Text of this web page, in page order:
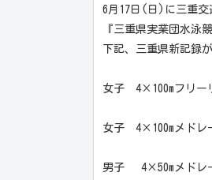
6月17日(日)に三重交
『三重県実業団水泳
下記、三重県新記録
女子 4×100mフリ
（伊藤 百花
女子 4×100mメド
（鈴木 優花
男子 4×50mメドレ